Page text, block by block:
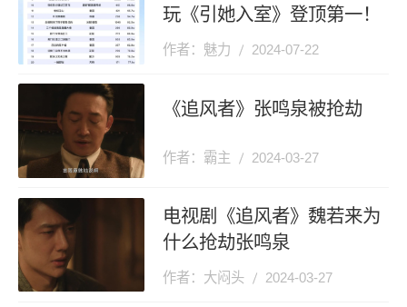
玩《引她入室》登顶第一！
作者：魅力 2024-07-22
《追风者》张鸣泉被抢劫
作者：霸主 2024-03-27
电视剧《追风者》魏若来为
什么抢劫张鸣泉
作者：大闷头 2024-03-27